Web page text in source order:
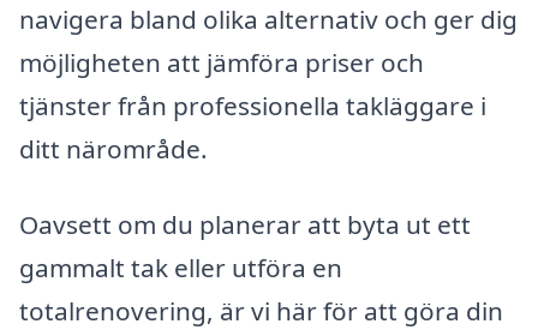
navigera bland olika alternativ och ger dig
möjligheten att jämföra priser och
tjänster från professionella takläggare i
ditt närområde.
Oavsett om du planerar att byta ut ett
gammalt tak eller utföra en
totalrenovering, är vi här för att göra din